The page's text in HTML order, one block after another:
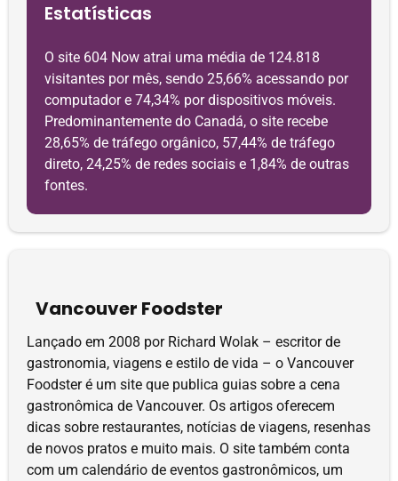
Estatísticas
O site 604 Now atrai uma média de 124.818
visitantes por mês, sendo 25,66% acessando por
computador e 74,34% por dispositivos móveis.
Predominantemente do Canadá, o site recebe
28,65% de tráfego orgânico, 57,44% de tráfego
direto, 24,25% de redes sociais e 1,84% de outras
fontes.
Vancouver Foodster
Lançado em 2008 por Richard Wolak – escritor de
gastronomia, viagens e estilo de vida – o Vancouver
Foodster é um site que publica guias sobre a cena
gastronômica de Vancouver. Os artigos oferecem
dicas sobre restaurantes, notícias de viagens, resenhas
de novos pratos e muito mais. O site também conta
com um calendário de eventos gastronômicos, um